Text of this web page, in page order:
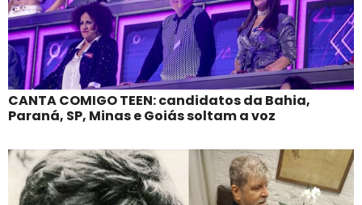
CANTA COMIGO TEEN: candidatos da Bahia,
Paraná, SP, Minas e Goiás soltam a voz